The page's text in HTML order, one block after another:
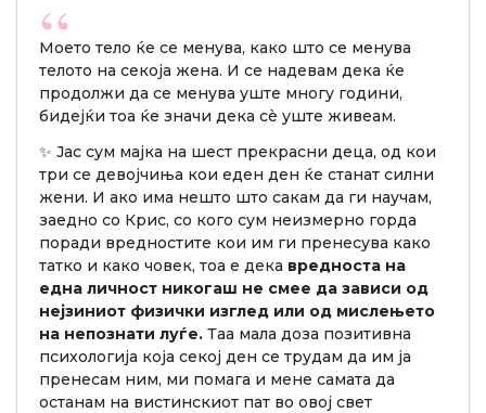
Моето тело ќе се менува, како што се менува
телото на секоја жена. И се надевам дека ќе
продолжи да се менува уште многу години,
бидејќи тоа ќе значи дека сè уште живеам.
✨ Јас сум мајка на шест прекрасни деца, од кои
три се девојчиња кои еден ден ќе станат силни
жени. И ако има нешто што сакам да ги научам,
заедно со Крис, со кого сум неизмерно горда
поради вредностите кои им ги пренесува како
татко и како човек, тоа е дека вредноста на
една личност никогаш не смее да зависи од
нејзиниот физички изглед или од мислењето
на непознати луѓе. Таа мала доза позитивна
психологија која секој ден се трудам да им ја
пренесам ним, ми помага и мене самата да
останам на вистинскиот пат во овој свет